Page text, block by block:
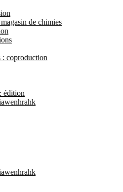
de chimies
: coproduction
édition